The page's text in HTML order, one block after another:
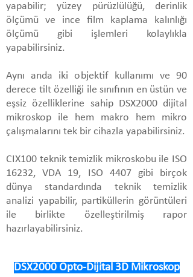
yapabilir; yüzey pürüzlülüğü, derinlik
ölçümü ve ince film kaplama kalınlığı
ölçümü gibi işlemleri kolaylıkla
yapabilirsiniz.
Aynı anda iki objektif kullanımı ve 90
derece tilt özelliği ile sınıfının en üstün ve
eşsiz özelliklerine sahip DSX2000 dijital
mikroskop ile hem makro hem mikro
çalışmalarını tek bir cihazla yapabilirsiniz.
CIX100 teknik temizlik mikroskobu ile ISO
16232, VDA 19, ISO 4407 gibi birçok
dünya standardında teknik temizlik
analizi yapabilir, partiküllerin görüntüleri
ile birlikte özelleştirilmiş rapor
hazırlayabilirsiniz.
DSX2000 Opto-Dijital 3D Mikroskop